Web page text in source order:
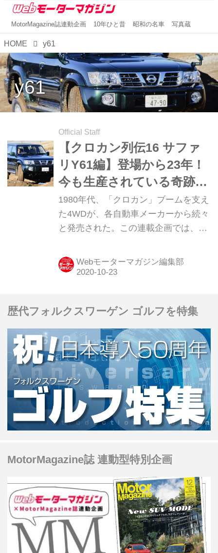
MotorMagazine誌連動企画 10年ひと昔 昭和の名車 写真蔵
HOME y61
y61
Official Staff
【クロカン列伝16 サファ
リY61編】登場から23年！
今も生産されている奇跡の
オフローダー
1980年代、「クロカン」ブームを支え
た4WDが、各自動車メーカーから続々
と発売された。この連載企画では、今
なる「泥臭さやワイルドさ」を前面に
押し出したクロカン4WDを紹介する。
Webモーターマガジン編集部
歴代フォルクスワーゲン ゴルフを特集
MotorMagazine誌 連動型特別企画